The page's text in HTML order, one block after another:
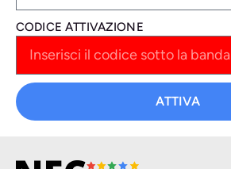
CODICE ATTIVAZIONE
ATTIVA